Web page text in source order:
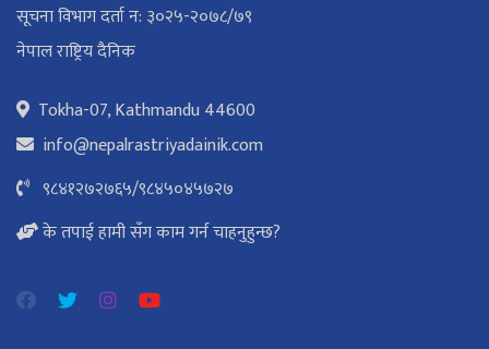
सूचना विभाग दर्ता न: ३०२५-२०७८/७९
नेपाल राष्ट्रिय दैनिक
Tokha-07, Kathmandu 44600
info@nepalrastriyadainik.com
९८४१२७२७६५/९८४५०४५७२७
के तपाई हामी सँग काम गर्न चाहनुहुन्छ?